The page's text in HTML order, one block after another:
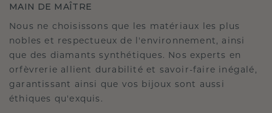
MAIN DE MAÎTRE
Nous ne choisissons que les matériaux les plus
nobles et respectueux de l'environnement, ainsi
que des diamants synthétiques. Nos experts en
orfèvrerie allient durabilité et savoir-faire inégalé,
garantissant ainsi que vos bijoux sont aussi
éthiques qu'exquis.